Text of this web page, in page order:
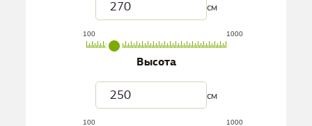
см
100 1000
Высота
см
100 1000